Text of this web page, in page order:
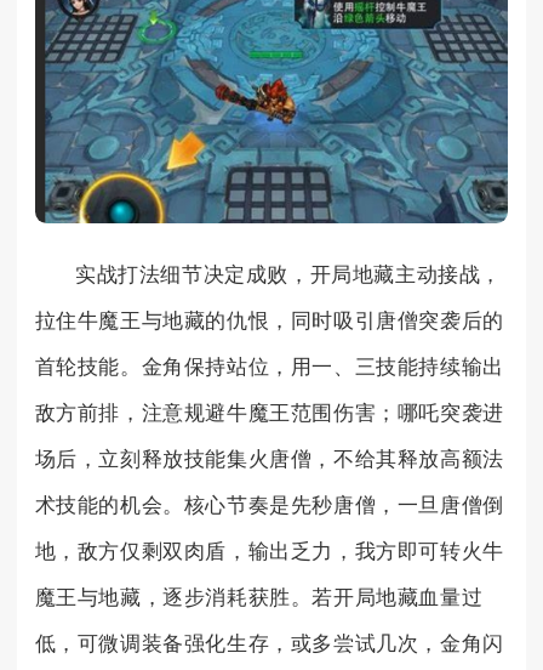
实战打法细节决定成败，开局地藏主动接战，
拉住牛魔王与地藏的仇恨，同时吸引唐僧突袭后的
首轮技能。金角保持站位，用一、三技能持续输出
敌方前排，注意规避牛魔王范围伤害；哪吒突袭进
场后，立刻释放技能集火唐僧，不给其释放高额法
术技能的机会。核心节奏是先秒唐僧，一旦唐僧倒
地，敌方仅剩双肉盾，输出乏力，我方即可转火牛
魔王与地藏，逐步消耗获胜。若开局地藏血量过
低，可微调装备强化生存，或多尝试几次，金角闪